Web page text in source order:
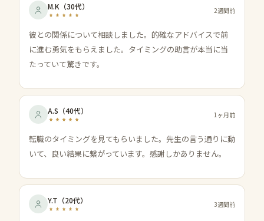
M.K （30代） 2週間前
彼との関係について相談しました。的確なアドバイスで前
に進む勇気をもらえました。タイミングの助言が本当に当
たっていて驚きです。
A.S （40代） 1ヶ月前
転職のタイミングを見てもらいました。先生の言う通りに動
いて、良い結果に繋がっています。感謝しかありません。
Y.T （20代） 3週間前